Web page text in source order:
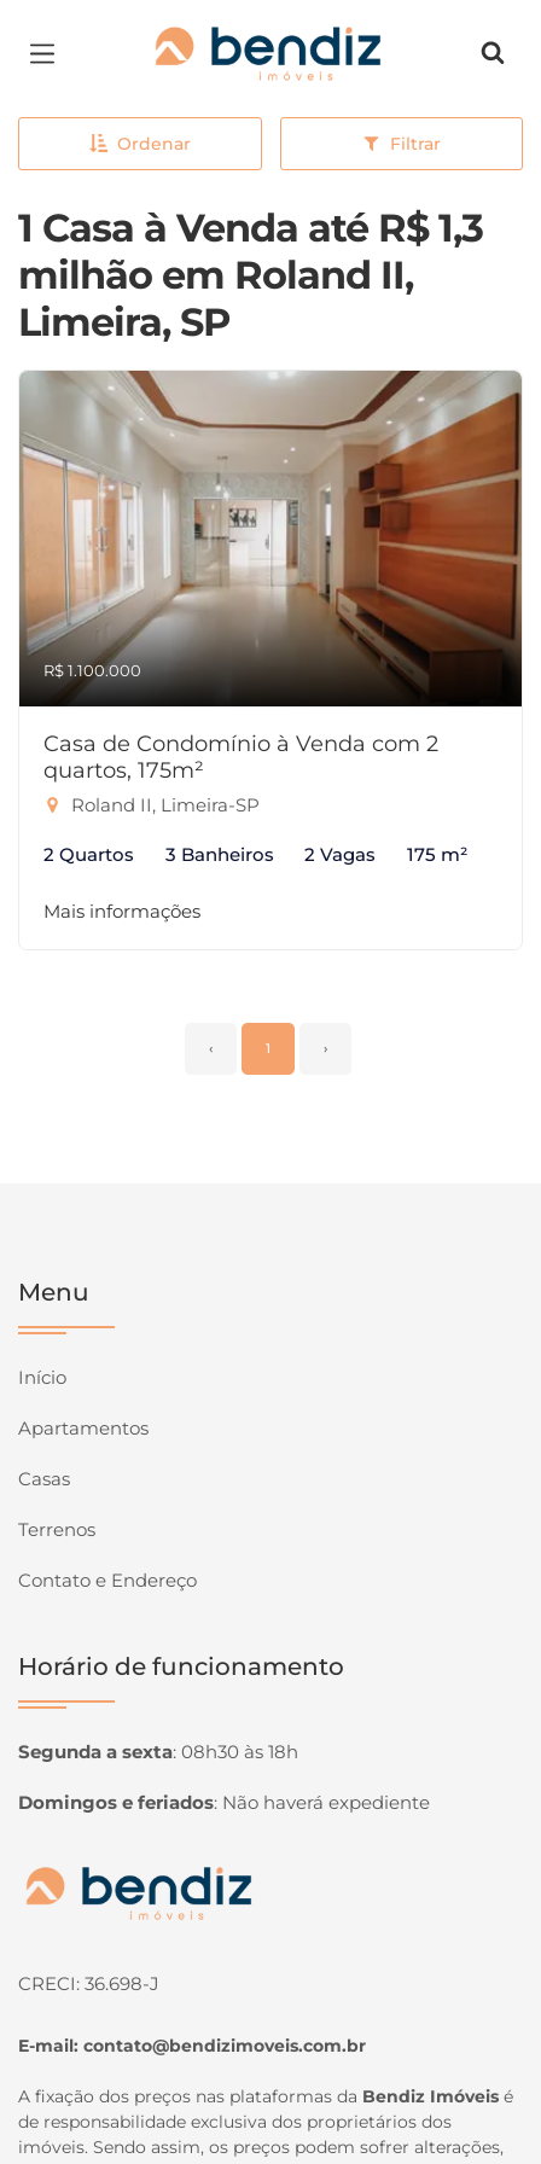
Página inicial
Ordenar Filtrar
1 Casa à Venda até R$ 1,3
milhão em Roland II,
Limeira, SP
R$ 1.100.000
Casa de Condomínio à Venda com 2
quartos, 175m²
Roland II, Limeira-SP
2 Quartos 3 Banheiros 2 Vagas 175 m²
Mais informações
‹ 1 ›
Menu
Início
Apartamentos
Casas
Terrenos
Contato e Endereço
Horário de funcionamento
Segunda a sexta: 08h30 às 18h
Domingos e feriados: Não haverá expediente
Página inicial
CRECI: 36.698-J
E-mail: contato@bendizimoveis.com.br
A fixação dos preços nas plataformas da Bendiz Imóveis é
de responsabilidade exclusiva dos proprietários dos
imóveis. Sendo assim, os preços podem sofrer alterações,